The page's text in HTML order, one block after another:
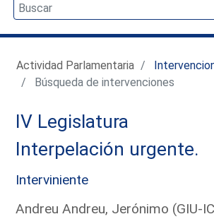
Actividad Parlamentaria
Búsqueda de intervenciones
IV Legislatura
Interpelación urgente.
Interviniente
Andreu Andreu, Jerónimo (GIU-